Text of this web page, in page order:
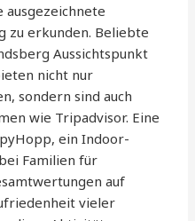
ausgezeichnete
zu erkunden. Beliebte
Aussichtspunkt
nicht nur
sondern sind auch
wie Tripadvisor. Eine
ein Indoor-
Familien für
auf
vieler